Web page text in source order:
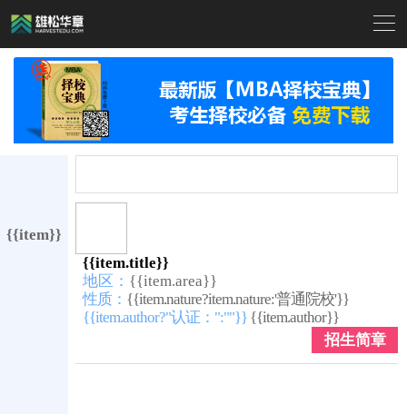

{{item}}
{{item.title}}
地区： {{item.area}}
性质： {{item.nature?item.nature:'普通院校'}}
{{item.author?"认证：":""}} {{item.author}}
招生简章